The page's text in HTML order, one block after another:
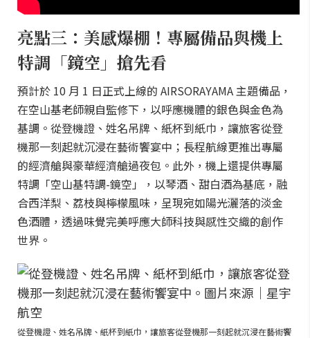
亮點三：美感爆棚！專屬備品與機上
特調「鏡空」搶先看
預計於 10 月 1 日正式上線的 AIRSORAYAMA 主題備品，
在空山基老師親自監修下，以呼應機體的銀色與金色為
基調。從登機證、姓名吊牌、紙杯到紙巾，讓旅客從登
機那一刻起就沉浸在藝術饗宴中；長程航線更推出專屬
的經濟艙與豪華經濟艙過夜包。此外，機上還提供專屬
特調「空山基特調-鏡空」，以琴酒、甜白酒為基底，融
合西洋梨、荔枝與檸檬風味，呈現宛如陽光灑落的淡金
色酒體，透過味覺完美呼應大師科技與感性交織的創作
世界。
從登機證、姓名吊牌、紙杯到紙巾，讓旅客從登機那一刻起就沉浸在藝術饗